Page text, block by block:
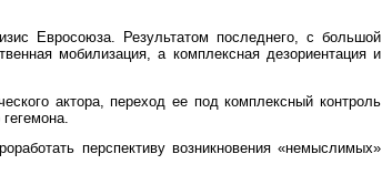
Евросоюза. Результатом последнего, с большой
мобилизация, а комплексная дезориентация и
актора, переход ее под комплексный контроль
перспективу возникновения «немыслимых»